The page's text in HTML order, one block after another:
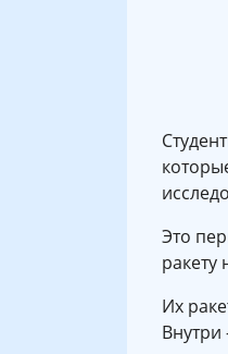
Это
ракету
Их